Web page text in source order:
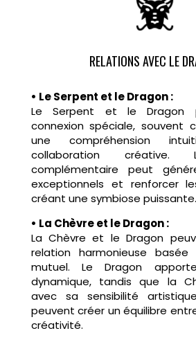
RELATIONS AVEC LE
• Le Serpent et le Dragon :
Le Serpent et le Dragon
connexion spéciale, souvent
une compréhension
collaboration créative.
complémentaire peut
exceptionnels et renforcer
créant une symbiose puissante.
• La Chèvre et le Dragon :
La Chèvre et le Dragon
relation harmonieuse
mutuel. Le Dragon
dynamique, tandis que la
avec sa sensibilité
peuvent créer un équilibre
créativité.